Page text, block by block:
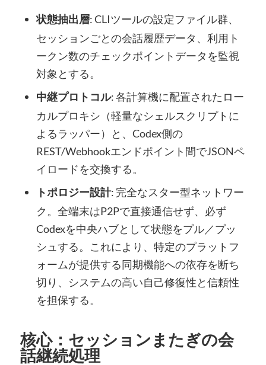
状態抽出層: CLIツールの設定ファイル群、
セッションごとの会話履歴データ、利用ト
ークン数のチェックポイントデータを監視
対象とする。
中継プロトコル: 各計算機に配置されたロー
カルプロキシ（軽量なシェルスクリプトに
よるラッパー）と、Codex側の
REST/Webhookエンドポイント間でJSONペ
イロードを交換する。
トポロジー設計: 完全なスター型ネットワー
ク。全端末はP2Pで直接通信せず、必ず
Codexを中央ハブとして状態をプル／プッ
シュする。これにより、特定のプラットフ
ォームが提供する同期機能への依存を断ち
切り、システムの高い自己修復性と信頼性
を担保する。
核心：セッションまたぎの会
話継続処理